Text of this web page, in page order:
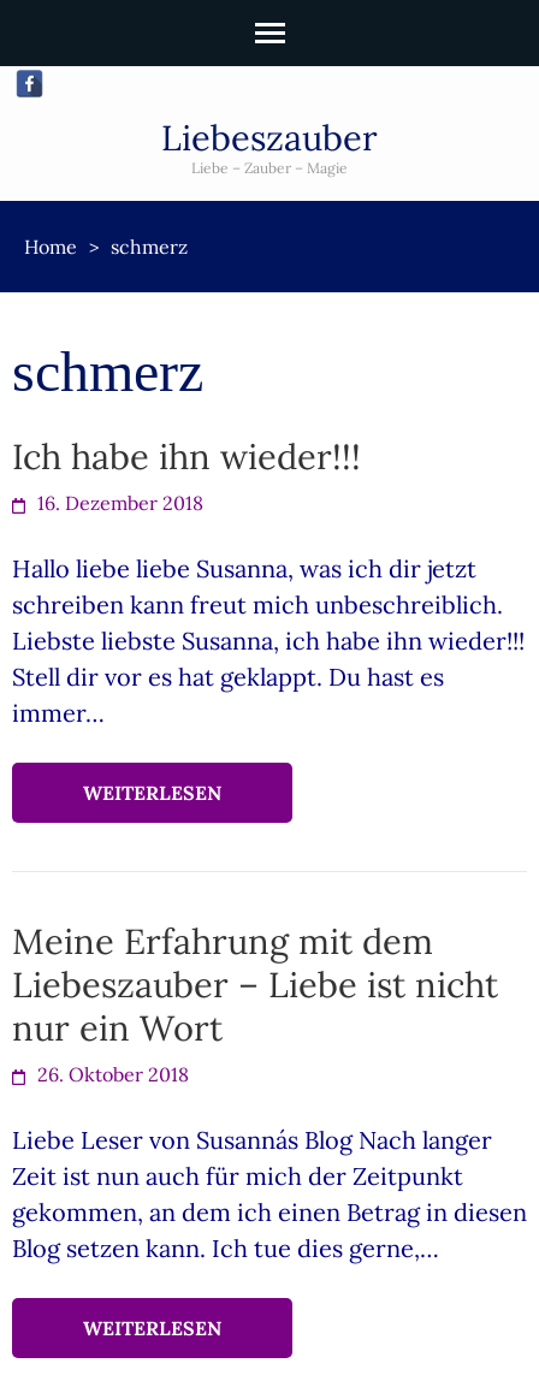
Liebeszauber
Liebe – Zauber – Magie
Home > schmerz
schmerz
Ich habe ihn wieder!!!
16. Dezember 2018
Hallo liebe liebe Susanna, was ich dir jetzt
schreiben kann freut mich unbeschreiblich.
Liebste liebste Susanna, ich habe ihn wieder!!!
Stell dir vor es hat geklappt. Du hast es
immer…
WEITERLESEN
Meine Erfahrung mit dem
Liebeszauber – Liebe ist nicht
nur ein Wort
26. Oktober 2018
Liebe Leser von Susanna´s Blog Nach langer
Zeit ist nun auch für mich der Zeitpunkt
gekommen, an dem ich einen Betrag in diesen
Blog setzen kann. Ich tue dies gerne,…
WEITERLESEN